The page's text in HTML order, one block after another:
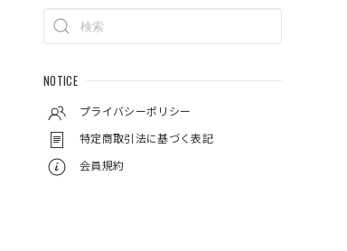
NOTICE
プライバシーポリシー
特定商取引法に基づく表記
会員規約